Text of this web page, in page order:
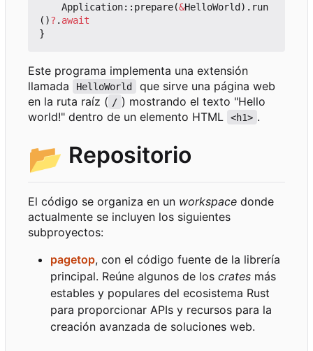
Application:: prepare(&HelloWorld ). run
()? . await
}
Este programa implementa una extensión
llamada
HelloWorld
que sirve una página web
en la ruta raíz ( / ) mostrando el texto "Hello
world!" dentro de un elemento HTML
<h1> .
📂 Repositorio
El código se organiza en un workspace donde
actualmente se incluyen los siguientes
subproyectos:
pagetop, con el código fuente de la librería
principal. Reúne algunos de los crates más
estables y populares del ecosistema Rust
para proporcionar APIs y recursos para la
creación avanzada de soluciones web.